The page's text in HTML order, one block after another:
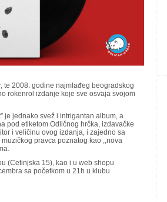
te 2008. godine najmlađeg beogradskog
rokenrol izdanje koje sve osvaja svojom
je jednako svež i intrigantan album, a
pod etiketom Odličnog hrčka, izdavačke
i veličinu ovog izdanja, i zajedno sa
pravca poznatog kao ,,nova
(Cetinjska 15), kao i u web shopu
sa početkom u 21h u klubu